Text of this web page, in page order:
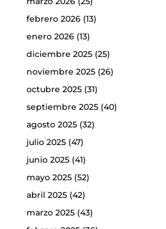
febrero 2026(13)
enero 2026(13)
diciembre 2025(25)
noviembre 2025(26)
octubre 2025(31)
septiembre 2025(40)
agosto 2025(32)
julio 2025(47)
junio 2025(41)
mayo 2025(52)
abril 2025(42)
marzo 2025(43)